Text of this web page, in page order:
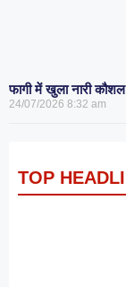
फागी में खुला नारी
24/07/2026 8:32 am
TOP